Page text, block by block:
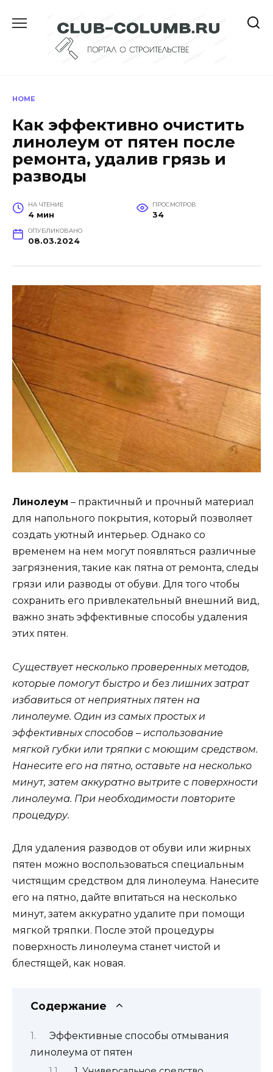
содержанию
HOME
Как эффективно очистить
линолеум от пятен после
ремонта, удалив грязь и
разводы
НА ЧТЕНИЕ
4 мин
ПРОСМОТРОВ
34
ОПУБЛИКОВАНО
08.03.2024
Линолеум – практичный и прочный материал
для напольного покрытия, который позволяет
создать уютный интерьер. Однако со
временем на нем могут появляться различные
загрязнения, такие как пятна от ремонта, следы
грязи или разводы от обуви. Для того чтобы
сохранить его привлекательный внешний вид,
важно знать эффективные способы удаления
этих пятен.
Существует несколько проверенных методов,
которые помогут быстро и без лишних затрат
избавиться от неприятных пятен на
линолеуме. Один из самых простых и
эффективных способов – использование
мягкой губки или тряпки с моющим средством.
Нанесите его на пятно, оставьте на несколько
минут, затем аккуратно вытрите с поверхности
линолеума. При необходимости повторите
процедуру.
Для удаления разводов от обуви или жирных
пятен можно воспользоваться специальным
чистящим средством для линолеума. Нанесите
его на пятно, дайте впитаться на несколько
минут, затем аккуратно удалите при помощи
мягкой тряпки. После этой процедуры
поверхность линолеума станет чистой и
блестящей, как новая.
Содержание
Эффективные способы отмывания
линолеума от пятен